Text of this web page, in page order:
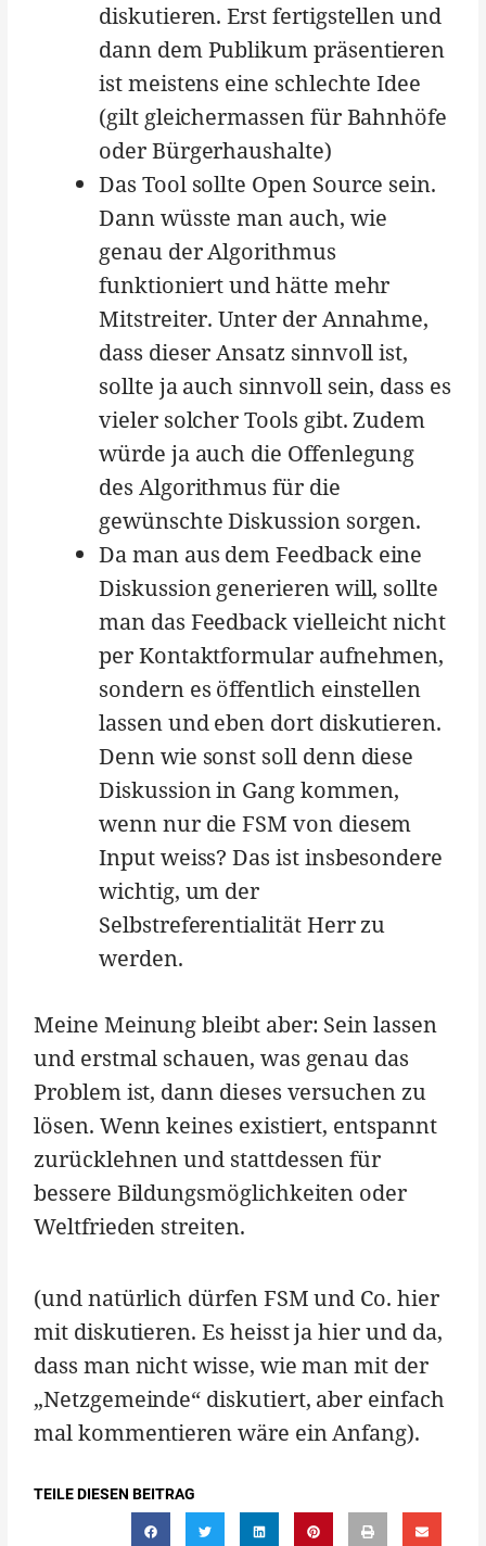
diskutieren. Erst fertigstellen und
dann dem Publikum präsentieren
ist meistens eine schlechte Idee
(gilt gleichermassen für Bahnhöfe
oder Bürgerhaushalte)
Das Tool sollte Open Source sein.
Dann wüsste man auch, wie
genau der Algorithmus
funktioniert und hätte mehr
Mitstreiter. Unter der Annahme,
dass dieser Ansatz sinnvoll ist,
sollte ja auch sinnvoll sein, dass es
vieler solcher Tools gibt. Zudem
würde ja auch die Offenlegung
des Algorithmus für die
gewünschte Diskussion sorgen.
Da man aus dem Feedback eine
Diskussion generieren will, sollte
man das Feedback vielleicht nicht
per Kontaktformular aufnehmen,
sondern es öffentlich einstellen
lassen und eben dort diskutieren.
Denn wie sonst soll denn diese
Diskussion in Gang kommen,
wenn nur die FSM von diesem
Input weiss? Das ist insbesondere
wichtig, um der
Selbstreferentialität Herr zu
werden.
Meine Meinung bleibt aber: Sein lassen
und erstmal schauen, was genau das
Problem ist, dann dieses versuchen zu
lösen. Wenn keines existiert, entspannt
zurücklehnen und stattdessen für
bessere Bildungsmöglichkeiten oder
Weltfrieden streiten.
(und natürlich dürfen FSM und Co. hier
mit diskutieren. Es heisst ja hier und da,
dass man nicht wisse, wie man mit der
„Netzgemeinde“ diskutiert, aber einfach
mal kommentieren wäre ein Anfang).
TEILE DIESEN BEITRAG